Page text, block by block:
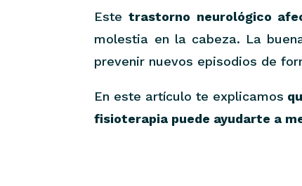
Este trastorno neurológico
molestia en la cabeza. La
prevenir nuevos episodios de
En este artículo te explicamos
fisioterapia puede ayudarte a